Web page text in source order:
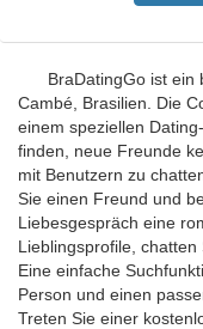
BraDatingGo ist ein
Cambé, Brasilien. Die
einem speziellen
finden, neue Freunde
mit Benutzern zu
Sie einen Freund und
Liebesgespräch eine
Lieblingsprofile, chatten
Eine einfache
Person und einen
Treten Sie einer